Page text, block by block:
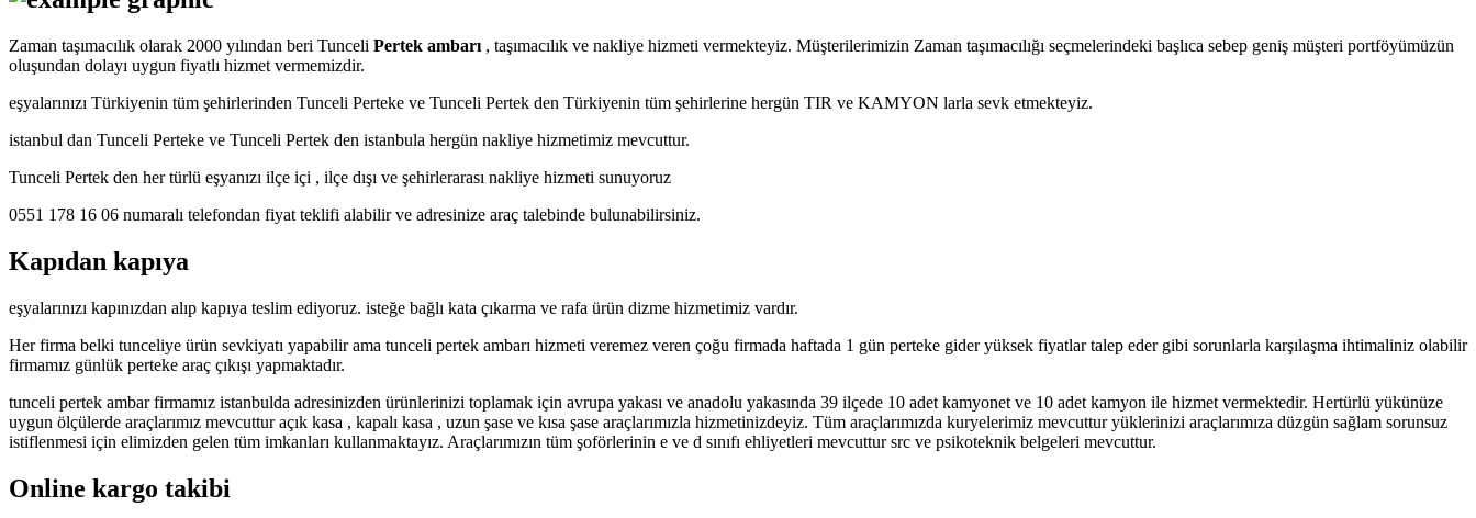
Zaman taşımacılık olarak 2000 yılından beri Tunceli Pertek ambarı , taşımacılık ve nakliye hizmeti vermekteyiz. Müşterilerimizin Zaman taşımacılığı seçmelerindeki başlıca sebep geniş müşteri portföyümüzün
oluşundan dolayı uygun fiyatlı hizmet vermemizdir.
eşyalarınızı Türkiyenin tüm şehirlerinden Tunceli Perteke ve Tunceli Pertek den Türkiyenin tüm şehirlerine hergün TIR ve KAMYON larla sevk etmekteyiz.
istanbul dan Tunceli Perteke ve Tunceli Pertek den istanbula hergün nakliye hizmetimiz mevcuttur.
Tunceli Pertek den her türlü eşyanızı ilçe içi , ilçe dışı ve şehirlerarası nakliye hizmeti sunuyoruz
0551 178 16 06 numaralı telefondan fiyat teklifi alabilir ve adresinize araç talebinde bulunabilirsiniz.
Kapıdan kapıya
eşyalarınızı kapınızdan alıp kapıya teslim ediyoruz. isteğe bağlı kata çıkarma ve rafa ürün dizme hizmetimiz vardır.
Her firma belki tunceliye ürün sevkiyatı yapabilir ama tunceli pertek ambarı hizmeti veremez veren çoğu firmada haftada 1 gün perteke gider yüksek fiyatlar talep eder gibi sorunlarla karşılaşma ihtimaliniz olabilir
firmamız günlük perteke araç çıkışı yapmaktadır.
tunceli pertek ambar firmamız istanbulda adresinizden ürünlerinizi toplamak için avrupa yakası ve anadolu yakasında 39 ilçede 10 adet kamyonet ve 10 adet kamyon ile hizmet vermektedir. Hertürlü yükünüze
uygun ölçülerde araçlarımız mevcuttur açık kasa , kapalı kasa , uzun şase ve kısa şase araçlarımızla hizmetinizdeyiz. Tüm araçlarımızda kuryelerimiz mevcuttur yüklerinizi araçlarımıza düzgün sağlam sorunsuz
istiflenmesi için elimizden gelen tüm imkanları kullanmaktayız. Araçlarımızın tüm şoförlerinin e ve d sınıfı ehliyetleri mevcuttur src ve psikoteknik belgeleri mevcuttur.
Online kargo takibi